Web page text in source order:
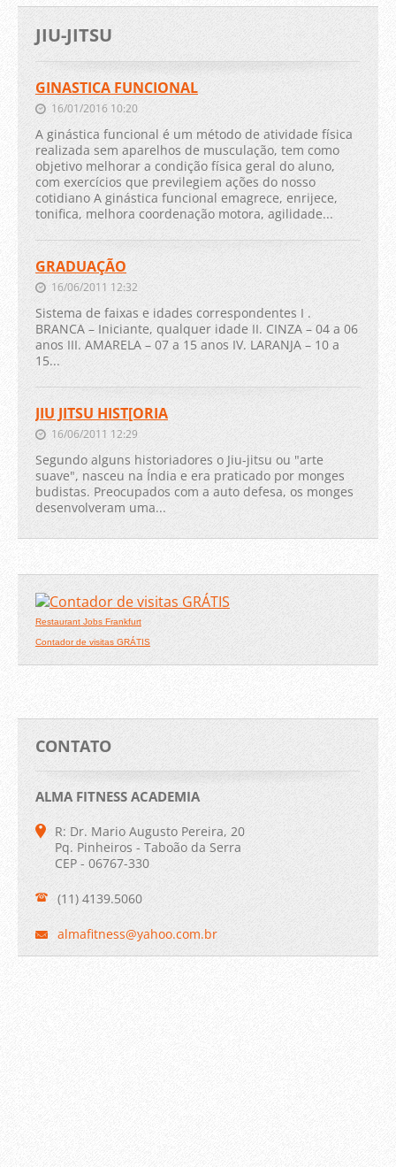
JIU-JITSU
GINASTICA FUNCIONAL
16/01/2016 10:20
A ginástica funcional é um método de atividade física
realizada sem aparelhos de musculação, tem como
objetivo melhorar a condição física geral do aluno,
com exercícios que previlegiem ações do nosso
cotidiano A ginástica funcional emagrece, enrijece,
tonifica, melhora coordenação motora, agilidade...
GRADUAÇÃO
16/06/2011 12:32
Sistema de faixas e idades correspondentes I .
BRANCA – Iniciante, qualquer idade II. CINZA – 04 a 06
anos III. AMARELA – 07 a 15 anos IV. LARANJA – 10 a
15...
JIU JITSU HIST[ORIA
16/06/2011 12:29
Segundo alguns historiadores o Jiu-jitsu ou "arte
suave", nasceu na Índia e era praticado por monges
budistas. Preocupados com a auto defesa, os monges
desenvolveram uma...
Restaurant Jobs Frankfurt
Contador de visitas GRÁTIS
CONTATO
ALMA FITNESS ACADEMIA
R: Dr. Mario Augusto Pereira, 20
Pq. Pinheiros - Taboão da Serra
CEP - 06767-330
(11) 4139.5060
almafitness@yahoo.com.br